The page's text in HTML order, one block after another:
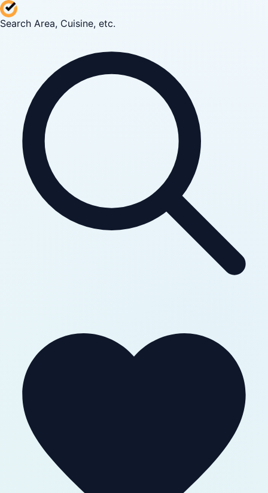
Search Area, Cuisine, etc.